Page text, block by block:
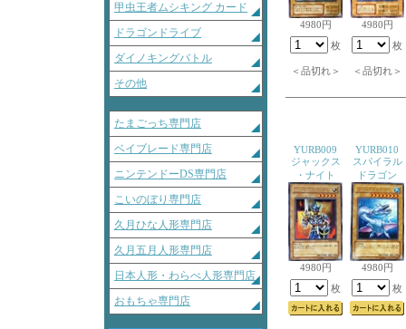
甲虫王者ムシキング カード
ドラゴンドライブ
ダイノキングバトル
その他
たまごっち専門店
ベイブレード専門店
ニンテンドーDS専門店
こいのぼり専門店
久月ひな人形専門店
久月五月人形専門店
日本人形・わらべ人形専門店
おもちゃ専門店
4980円
枚
＜品切れ＞
4980円
枚
＜品切れ＞
YURB009
ジャックス
・ナイト
4980円
枚
YURB010
スパイラル
ドラゴン
4980円
枚